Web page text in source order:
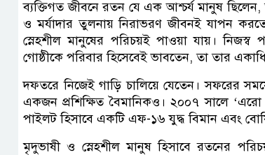
ব্যক্তিগত জীবনে রতন যে এক আশ্চর্য মানুষ
ও মর্যাদার তুলনায় নিরাভরণ জীবনই যাপন
স্নেহশীল মানুষের পরিচয়ই পাওয়া যায়। নিজস্ব
গোষ্ঠীকে পরিবার হিসেবেই ভাবতেন, তা তার
দফতরে নিজেই গাড়ি চালিয়ে যেতেন। সফরের
একজন প্রশিক্ষিত বৈমানিকও। ২০০৭ সালে ‘এরো
পাইলট হিসাবে একটি এফ-১৬ যুদ্ধ বিমান এবং
মৃদুভাষী ও স্নেহশীল মানুষ হিসাবে রতনের